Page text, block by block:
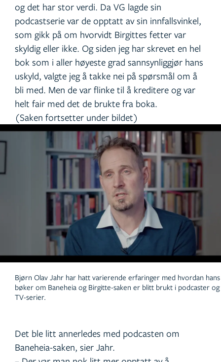
og det har stor verdi. Da VG lagde sin
podcastserie var de opptatt av sin innfallsvinkel,
som gikk på om hvorvidt Birgittes fetter var
skyldig eller ikke. Og siden jeg har skrevet en hel
bok som i aller høyeste grad sannsynliggjør hans
uskyld, valgte jeg å takke nei på spørsmål om å
bli med. Men de var flinke til å kreditere og var
helt fair med det de brukte fra boka.
(Saken fortsetter under bildet)
Bjørn Olav Jahr har hatt varierende erfaringer med hvordan hans
bøker om Baneheia og Birgitte-saken er blitt brukt i podcaster og
TV-serier.
Det ble litt annerledes med podcasten om
Baneheia-saken, sier Jahr.